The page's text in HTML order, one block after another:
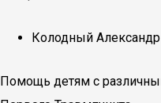
Колодный
Помощь детям с